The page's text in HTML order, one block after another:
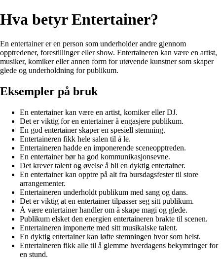
Hva betyr Entertainer?
En entertainer er en person som underholder andre gjennom
opptredener, forestillinger eller show. Entertaineren kan være en artist,
musiker, komiker eller annen form for utøvende kunstner som skaper
glede og underholdning for publikum.
Eksempler på bruk
En entertainer kan være en artist, komiker eller DJ.
Det er viktig for en entertainer å engasjere publikum.
En god entertainer skaper en spesiell stemning.
Entertaineren fikk hele salen til å le.
Entertaineren hadde en imponerende sceneopptreden.
En entertainer bør ha god kommunikasjonsevne.
Det krever talent og øvelse å bli en dyktig entertainer.
En entertainer kan opptre på alt fra bursdagsfester til store
arrangementer.
Entertaineren underholdt publikum med sang og dans.
Det er viktig at en entertainer tilpasser seg sitt publikum.
Å være entertainer handler om å skape magi og glede.
Publikum elsket den energien entertaineren brakte til scenen.
Entertaineren imponerte med sitt musikalske talent.
En dyktig entertainer kan løfte stemningen hvor som helst.
Entertaineren fikk alle til å glemme hverdagens bekymringer for
en stund.